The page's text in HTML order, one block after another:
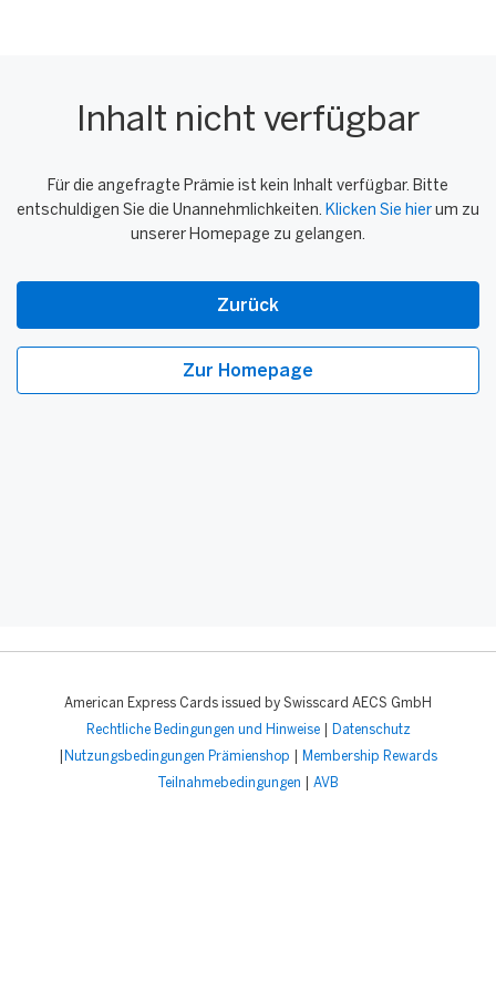
Inhalt nicht verfügbar
Für die angefragte Prämie ist kein Inhalt verfügbar. Bitte
entschuldigen Sie die Unannehmlichkeiten. Klicken Sie hier um zu
unserer Homepage zu gelangen.
Zurück
Zur Homepage
American Express Cards issued by Swisscard AECS GmbH
Rechtliche Bedingungen und Hinweise| Datenschutz
Nutzungsbedingungen Prämienshop Membership Rewards
Teilnahmebedingungen AVB